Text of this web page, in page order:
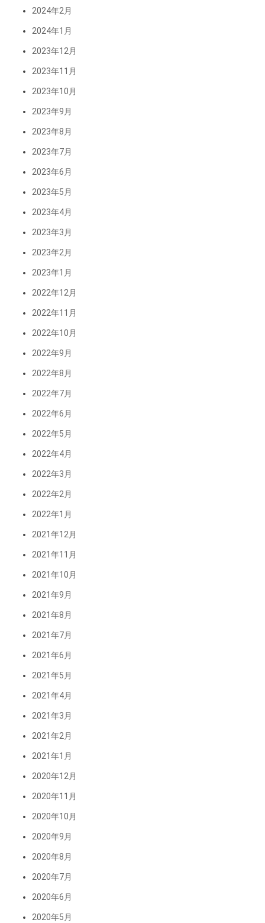
2024年2月
2024年1月
2023年12月
2023年11月
2023年10月
2023年9月
2023年8月
2023年7月
2023年6月
2023年5月
2023年4月
2023年3月
2023年2月
2023年1月
2022年12月
2022年11月
2022年10月
2022年9月
2022年8月
2022年7月
2022年6月
2022年5月
2022年4月
2022年3月
2022年2月
2022年1月
2021年12月
2021年11月
2021年10月
2021年9月
2021年8月
2021年7月
2021年6月
2021年5月
2021年4月
2021年3月
2021年2月
2021年1月
2020年12月
2020年11月
2020年10月
2020年9月
2020年8月
2020年7月
2020年6月
2020年5月